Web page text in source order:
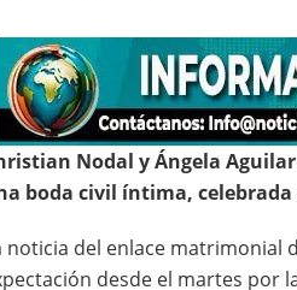
Nodal y Ángela
boda civil íntima, celebrada
noticia del enlace matrimonial
desde el martes por